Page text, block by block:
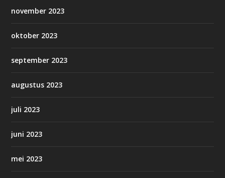
november 2023
oktober 2023
september 2023
augustus 2023
juli 2023
juni 2023
mei 2023